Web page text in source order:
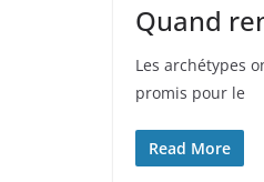
Quand
Les archétypes
promis pour le
Read More